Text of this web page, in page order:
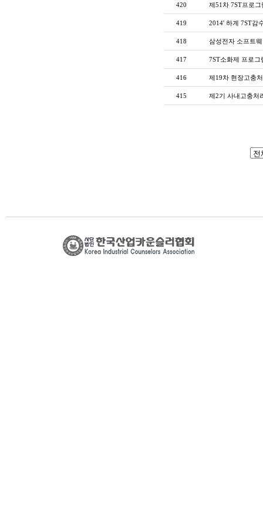
420 제51차 7ST프로
419 2014' 하계 7ST감
418 삼성전자 소프트
417 7ST소화제 프로그
416 제19차 현장고충
415 제2기 사내고충처